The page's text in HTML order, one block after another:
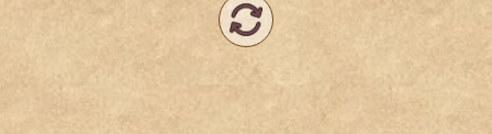
Jób Gedeon